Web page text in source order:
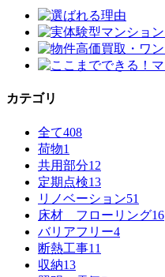
カテゴリ
全て408
荷物1
共用部分12
定期点検13
リノベーション51
床材 フローリング16
バリアフリー4
断熱工事11
収納13